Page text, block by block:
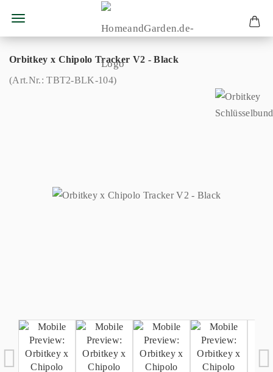
Orbitkey x Chipolo Tracker V2 - Black
(Art.Nr.:TBT2-BLK-104)